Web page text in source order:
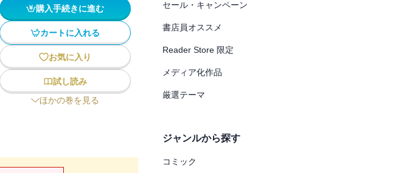
購入手続きに進む
カートに入れる
お気に入り
試し読み
ほかの巻を見る
セール・キャンペーン
書店員オススメ
Reader Store 限定
メディア化作品
厳選テーマ
ジャンルから探す
コミック